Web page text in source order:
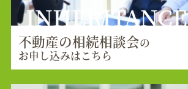
INHERITANCE
不動産の相続相談会の
お申し込みはこちら